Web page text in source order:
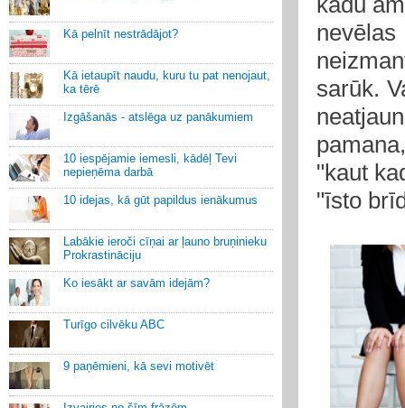
Kā pelnīt nestrādājot?
Kā ietaupīt naudu, kuru tu pat nenojaut,
ka tērē
Izgāšanās - atslēga uz panākumiem
10 iespējamie iemesli, kādēļ Tevi
nepieņēma darbā
10 idejas, kā gūt papildus ienākumus
Labākie ieroči cīņai ar ļauno bruņinieku
Prokrastināciju
Ko iesākt ar savām idejām?
Turīgo cilvēku ABC
9 paņēmieni, kā sevi motivēt
sarūk.
"kaut
"īsto